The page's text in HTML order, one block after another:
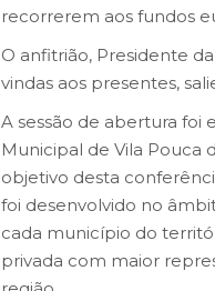
recorrerem aos fundos
O anfitrião, Presidente
vindas aos presentes,
A sessão de abertura foi
Municipal de Vila Pouca
objetivo desta
foi desenvolvido no
cada município do
privada com maior